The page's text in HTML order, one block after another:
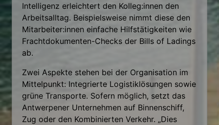
Intelligenz erleichtert den Kolleg:innen den
Arbeitsalltag. Beispielsweise nimmt diese den
Mitarbeiter:innen einfache Hilfstätigkeiten wie
Frachtdokumenten-Checks der Bills of Ladings
ab.
Zwei Aspekte stehen bei der Organisation im
Mittelpunkt: Integrierte Logistiklösungen sowie
grüne Transporte. Sofern möglich, setzt das
Antwerpener Unternehmen auf Binnenschiff,
Zug oder den Kombinierten Verkehr. „Dies